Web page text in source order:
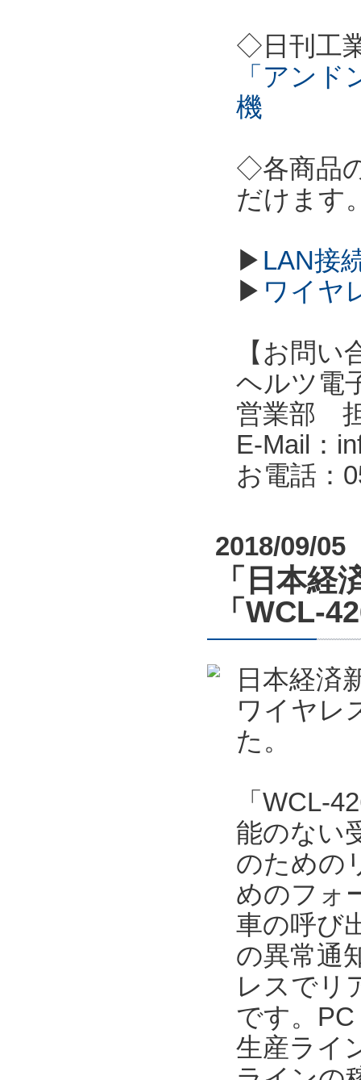
◇日刊工
「アン
機
◇各商品
だけます
▶ LAN接
▶ ワイヤ
【お問い
ヘルツ電
営業部
E-Mail：
お電話：
2018/09/05
「日本経
「WCL-
日本経済
ワイヤレ
た。
「WCL-
能のない
のための
めのフォ
車の呼び
の異常通
レスでリ
です。
生産ライ